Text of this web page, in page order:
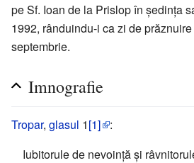
pe Sf. Ioan de la Prislop în ședința
1992, rânduindu-i ca zi de
septembrie.
Imnografie
Tropar, glasul 1[1]
:
Iubitorule de nevoință și